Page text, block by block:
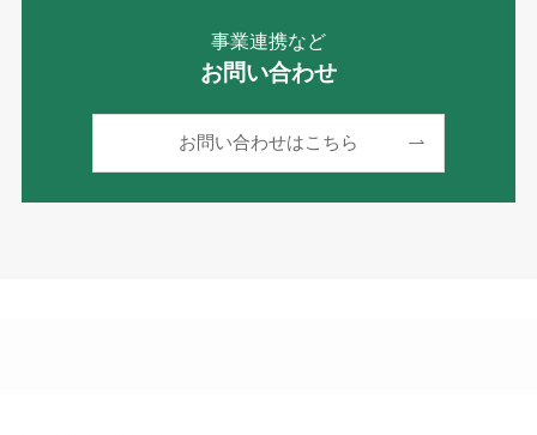
事業連携など
お問い合わせ
お問い合わせはこちら